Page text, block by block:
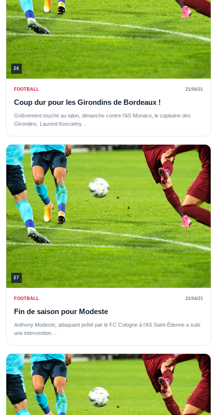
26
FOOTBALL 21/04/21
Coup dur pour les Girondins de Bordeaux !
Grièvement touché au talon, dimanche contre l’AS Monaco, le capitaine des
Girondins, Laurent Koscielny…
27
FOOTBALL 21/04/21
Fin de saison pour Modeste
Anthony Modeste, attaquant prêté par le FC Cologne à l’AS Saint-Étienne a subi
une intervention…